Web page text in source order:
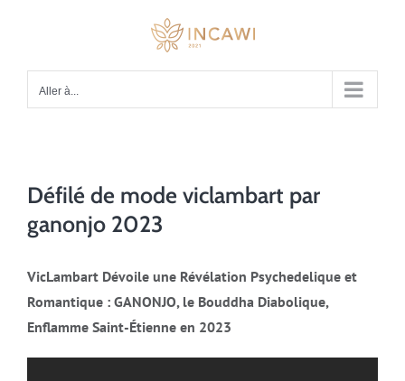
Aller à...
Défilé de mode viclambart par
ganonjo 2023
VicLambart Dévoile une Révélation Psychedelique et
Romantique : GANONJO, le Bouddha Diabolique,
Enflamme Saint-Étienne en 2023